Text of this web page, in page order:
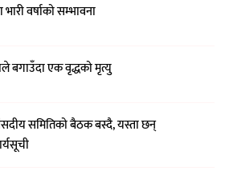
वर्षाको सम्भावना
बगाउँदा एक वृद्धको मृत्यु
समितिको बैठक बस्दै, यस्ता छन्